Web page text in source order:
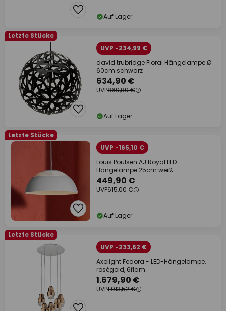
Auf Lager
Letzte Stücke
UVP -234,99 €
david trubridge Floral Hängelampe Ø
60cm schwarz
634,90 €
UVP869,89 €
Auf Lager
Letzte Stücke
UVP -165,10 €
Louis Poulsen AJ Royal LED-
Hängelampe 25cm weiß
449,90 €
UVP615,00 €
Auf Lager
Letzte Stücke
UVP -233,62 €
Axolight Fedora - LED-Hängelampe,
roségold, 6flam.
1.679,90 €
UVP1.913,52 €